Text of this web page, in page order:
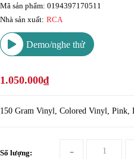
Mã sản phẩm: 0194397170511
Nhà sản xuất: RCA
Demo/nghe thử
1.050.000₫
150 Gram Vinyl, Colored Vinyl, Pink,
Số lượng: -